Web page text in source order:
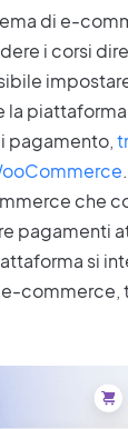
di e-
i corsi
pagamento,
che
pagamenti
si
commerce,